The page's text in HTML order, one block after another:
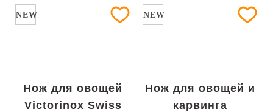
NEW
Нож для овощей
Victorinox Swiss
NEW
Нож для овощей и
карвинга